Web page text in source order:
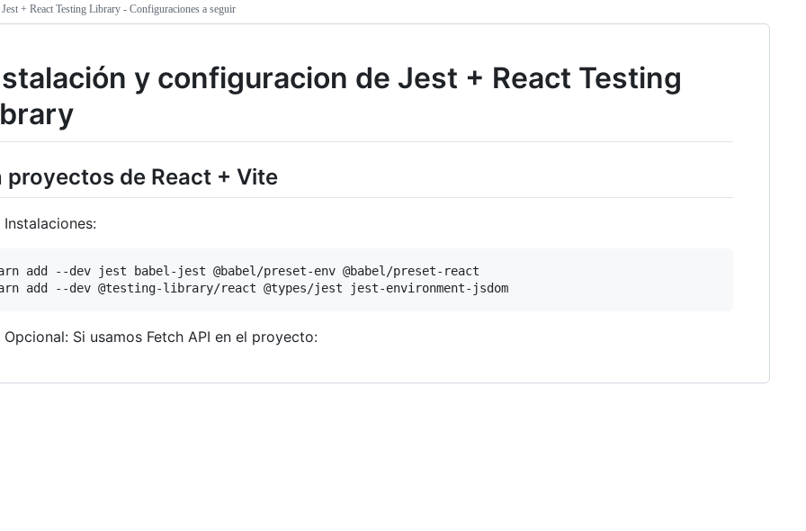
+ React Testing Library - Configuraciones a seguir
y configuracion de Jest + React Testing
proyectos de React + Vite
Instalaciones:
add --dev jest babel-jest @babel/preset-env @babel/preset-react
Opcional: Si usamos Fetch API en el proyecto: